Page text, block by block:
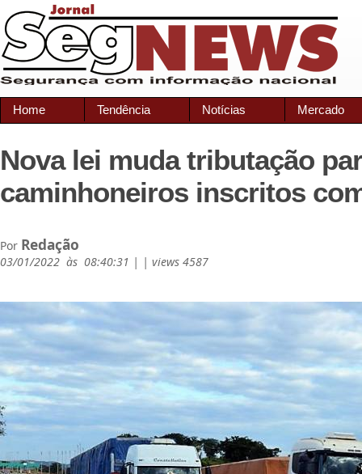
Home Tendência Notícias Mercado
Nova lei muda tributação
caminhoneiros inscritos
Por Redação
03/01/2022 às 08:40:31 | | views 4587